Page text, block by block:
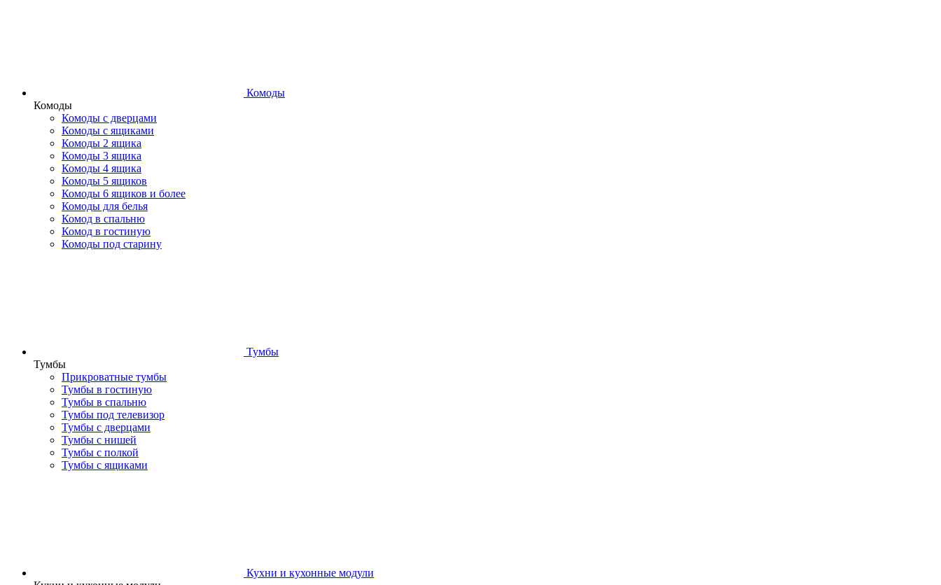
Комоды
Комоды
Комоды с дверцами
Комоды с ящиками
Комоды 2 ящика
Комоды 3 ящика
Комоды 4 ящика
Комоды 5 ящиков
Комоды 6 ящиков и более
Комоды для белья
Комод в спальню
Комод в гостиную
Комоды под старину
Тумбы
Тумбы
Прикроватные тумбы
Тумбы в гостиную
Тумбы в спальню
Тумбы под телевизор
Тумбы с дверцами
Тумбы с нишей
Тумбы с полкой
Тумбы с ящиками
Кухни и кухонные модули